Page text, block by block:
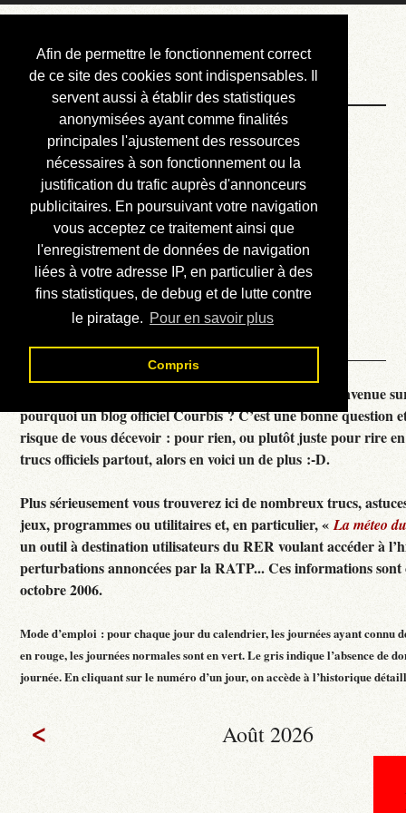
Afin de permettre le fonctionnement correct
de ce site des cookies sont indispensables. Il
servent aussi à établir des statistiques
anonymisées ayant comme finalités
principales l'ajustement des ressources
nécessaires à son fonctionnement ou la
justification du trafic auprès d'annonceurs
publicitaires. En poursuivant votre navigation
vous acceptez ce traitement ainsi que
l'enregistrement de données de navigation
liées à votre adresse IP, en particulier à des
fins statistiques, de debug et de lutte contre
le piratage. Pour en savoir plus
Compris
Courbis, « LE »
Blog Officiel
Bienvenue
Réalisations
Divers (et d’été)
Annonces
Liens externes
Téléchargement
Contact
Courbis, « LE » Blog Officiel - je vous souhaite la bienvenue
pourquoi un blog officiel Courbis ? C’est une bonne question
risque de vous décevoir : pour rien, ou plutôt juste pour rire
trucs officiels partout, alors en voici un de plus :-D.
Plus sérieusement vous trouverez ici de nombreux trucs,
jeux, programmes ou utilitaires et, en particulier, «La méteo
un outil à destination utilisateurs du RER voulant accéder à
perturbations annoncées par la RATP... Ces informations sont
octobre 2006.
Mode d’emploi : pour chaque jour du calendrier, les journées ayant connu
en rouge, les journées normales sont en vert. Le gris indique l’absence de
journée. En cliquant sur le numéro d’un jour, on accède à l’historique
< Août 2026